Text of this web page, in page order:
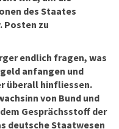
des Staates
Posten zu
endlich fragen, was
anfangen und
überall hinfliessen.
von Bund und
Gesprächsstoff der
deutsche Staatwesen